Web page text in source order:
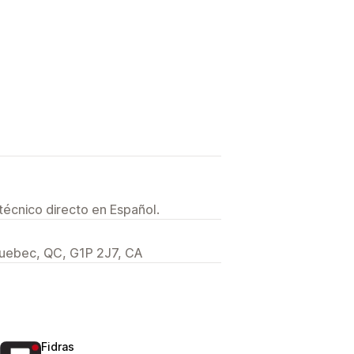
directo en Español.
QC, G1P 2J7, CA
Fidras